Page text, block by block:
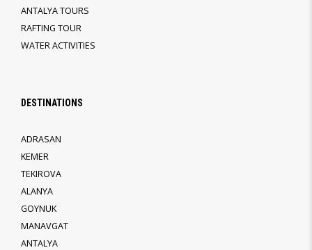
ANTALYA TOURS
RAFTING TOUR
WATER ACTIVITIES
DESTINATIONS
ADRASAN
KEMER
TEKIROVA
ALANYA
GOYNUK
MANAVGAT
ANTALYA